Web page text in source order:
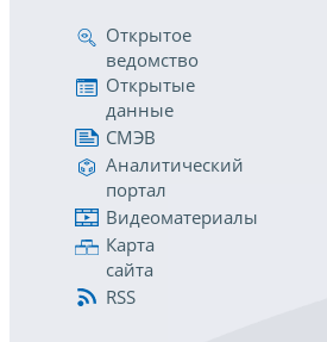
Открытое
ведомство
Открытые
данные
СМЭВ
Аналитический
портал
Видеоматериалы
Карта
сайта
RSS